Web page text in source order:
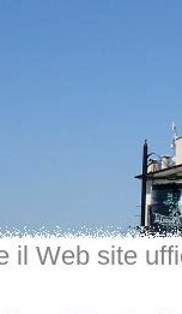
il Web site